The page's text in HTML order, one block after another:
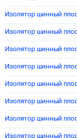
Изолятор шинный
Изолятор шинный
Изолятор шинный
Изолятор шинный
Изолятор шинный
Изолятор шинный
Изолятор шинный
Изолятор шинный